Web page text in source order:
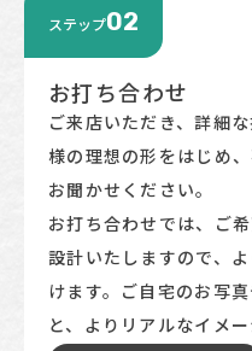
ステップ02
お打ち合わせ
ご来店いただき、詳細
様の理想の形をはじめ
お聞かせください。
お打ち合わせでは、ご
設計いたしますので、
けます。ご自宅のお写
と、よりリアルなイメ